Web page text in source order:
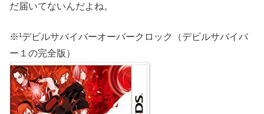
だ届いてないんだよね。
※¹デビルサバイバーオーバークロック（デビルサバイバ
ー１の完全版）